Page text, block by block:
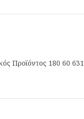
Προϊόντος 180 60 631